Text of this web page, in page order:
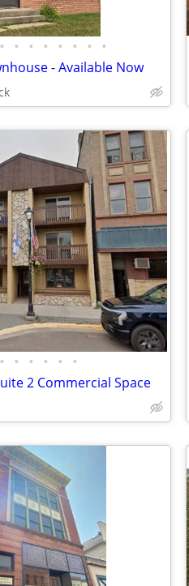
• • • • • • • •
- Available Now
• • • • • •
2 Commercial Space